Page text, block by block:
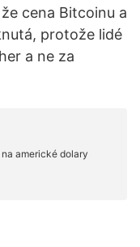
cena Bitcoinu a
protože lidé
a ne za